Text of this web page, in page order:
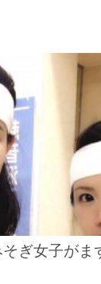
ぎ女子がま